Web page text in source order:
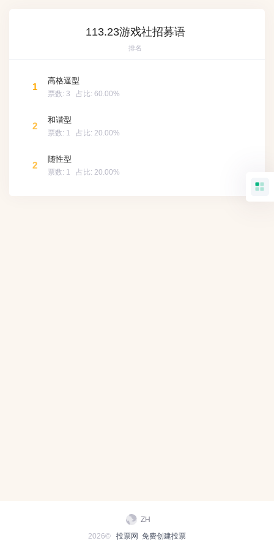
113.23游戏社招募语
排名
1
高格逼型
票数: 3 占比: 60.00%
2
和谐型
票数: 1 占比: 20.00%
2
随性型
票数: 1 占比: 20.00%
2026© 投票网 免费创建投票
ZH